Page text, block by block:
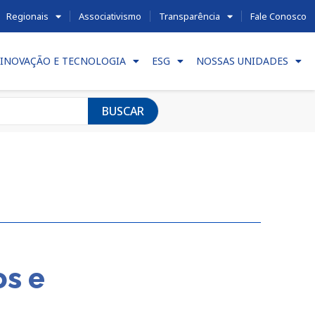
Regionais Associativismo Transparência Fale Conosco
INOVAÇÃO E TECNOLOGIA ESG NOSSAS UNIDADES
BUSCAR
e